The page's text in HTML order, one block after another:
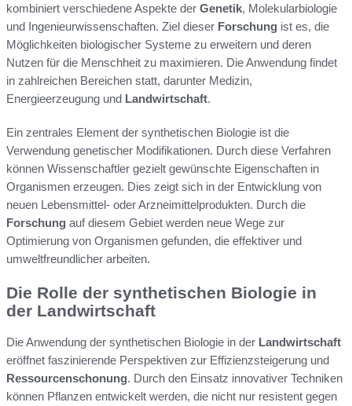
kombiniert verschiedene Aspekte der Genetik, Molekularbiologie
und Ingenieurwissenschaften. Ziel dieser Forschung ist es, die
Möglichkeiten biologischer Systeme zu erweitern und deren
Nutzen für die Menschheit zu maximieren. Die Anwendung findet
in zahlreichen Bereichen statt, darunter Medizin,
Energieerzeugung und Landwirtschaft.
Ein zentrales Element der synthetischen Biologie ist die
Verwendung genetischer Modifikationen. Durch diese Verfahren
können Wissenschaftler gezielt gewünschte Eigenschaften in
Organismen erzeugen. Dies zeigt sich in der Entwicklung von
neuen Lebensmittel- oder Arzneimittelprodukten. Durch die
Forschung auf diesem Gebiet werden neue Wege zur
Optimierung von Organismen gefunden, die effektiver und
umweltfreundlicher arbeiten.
Die Rolle der synthetischen Biologie in
der Landwirtschaft
Die Anwendung der synthetischen Biologie in der Landwirtschaft
eröffnet faszinierende Perspektiven zur Effizienzsteigerung und
Ressourcenschonung. Durch den Einsatz innovativer Techniken
können Pflanzen entwickelt werden, die nicht nur resistent gegen